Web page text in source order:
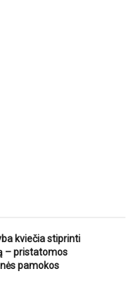
kviečia stiprinti
– pristatomos
pamokos